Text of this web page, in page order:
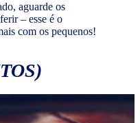
aguarde os
– esse é o
com os pequenos!